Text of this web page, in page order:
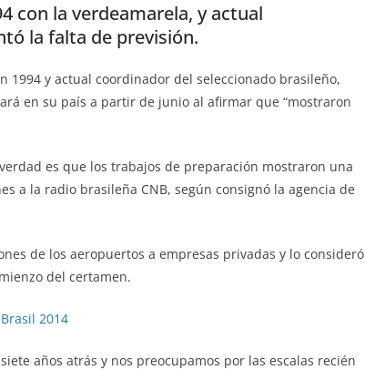
con la verdeamarela, y actual
la falta de previsión.
1994 y actual coordinador del seleccionado brasileño,
en su país a partir de junio al afirmar que “mostraron
es que los trabajos de preparación mostraron una
a la radio brasileña CNB, según consignó la agencia de
de los aeropuertos a empresas privadas y lo consideró
del certamen.
2014
años atrás y nos preocupamos por las escalas recién